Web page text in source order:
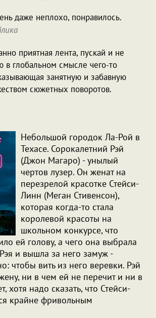
даже неплохо, понравилось.
приятная лента, пускай и не
в глобальном смысле чего-то
занятную и забавную
сюжетных поворотов.
Небольшой городок Ла-Рой в
Техасе. Сорокалетний Рэй
(Джон Магаро) - унылый
чертов лузер. Он женат на
перезрелой красотке Стейси-
Линн (Меган Стивенсон),
которая когда-то стала
королевой красоты на
школьном конкурсе, что
ей голову, а чего она выбрала
и вышла за него замуж -
чтобы вить из него веревки. Рэй
ни в чем ей не перечит и ни в
хотя надо сказать, что Стейси-
крайне фривольным